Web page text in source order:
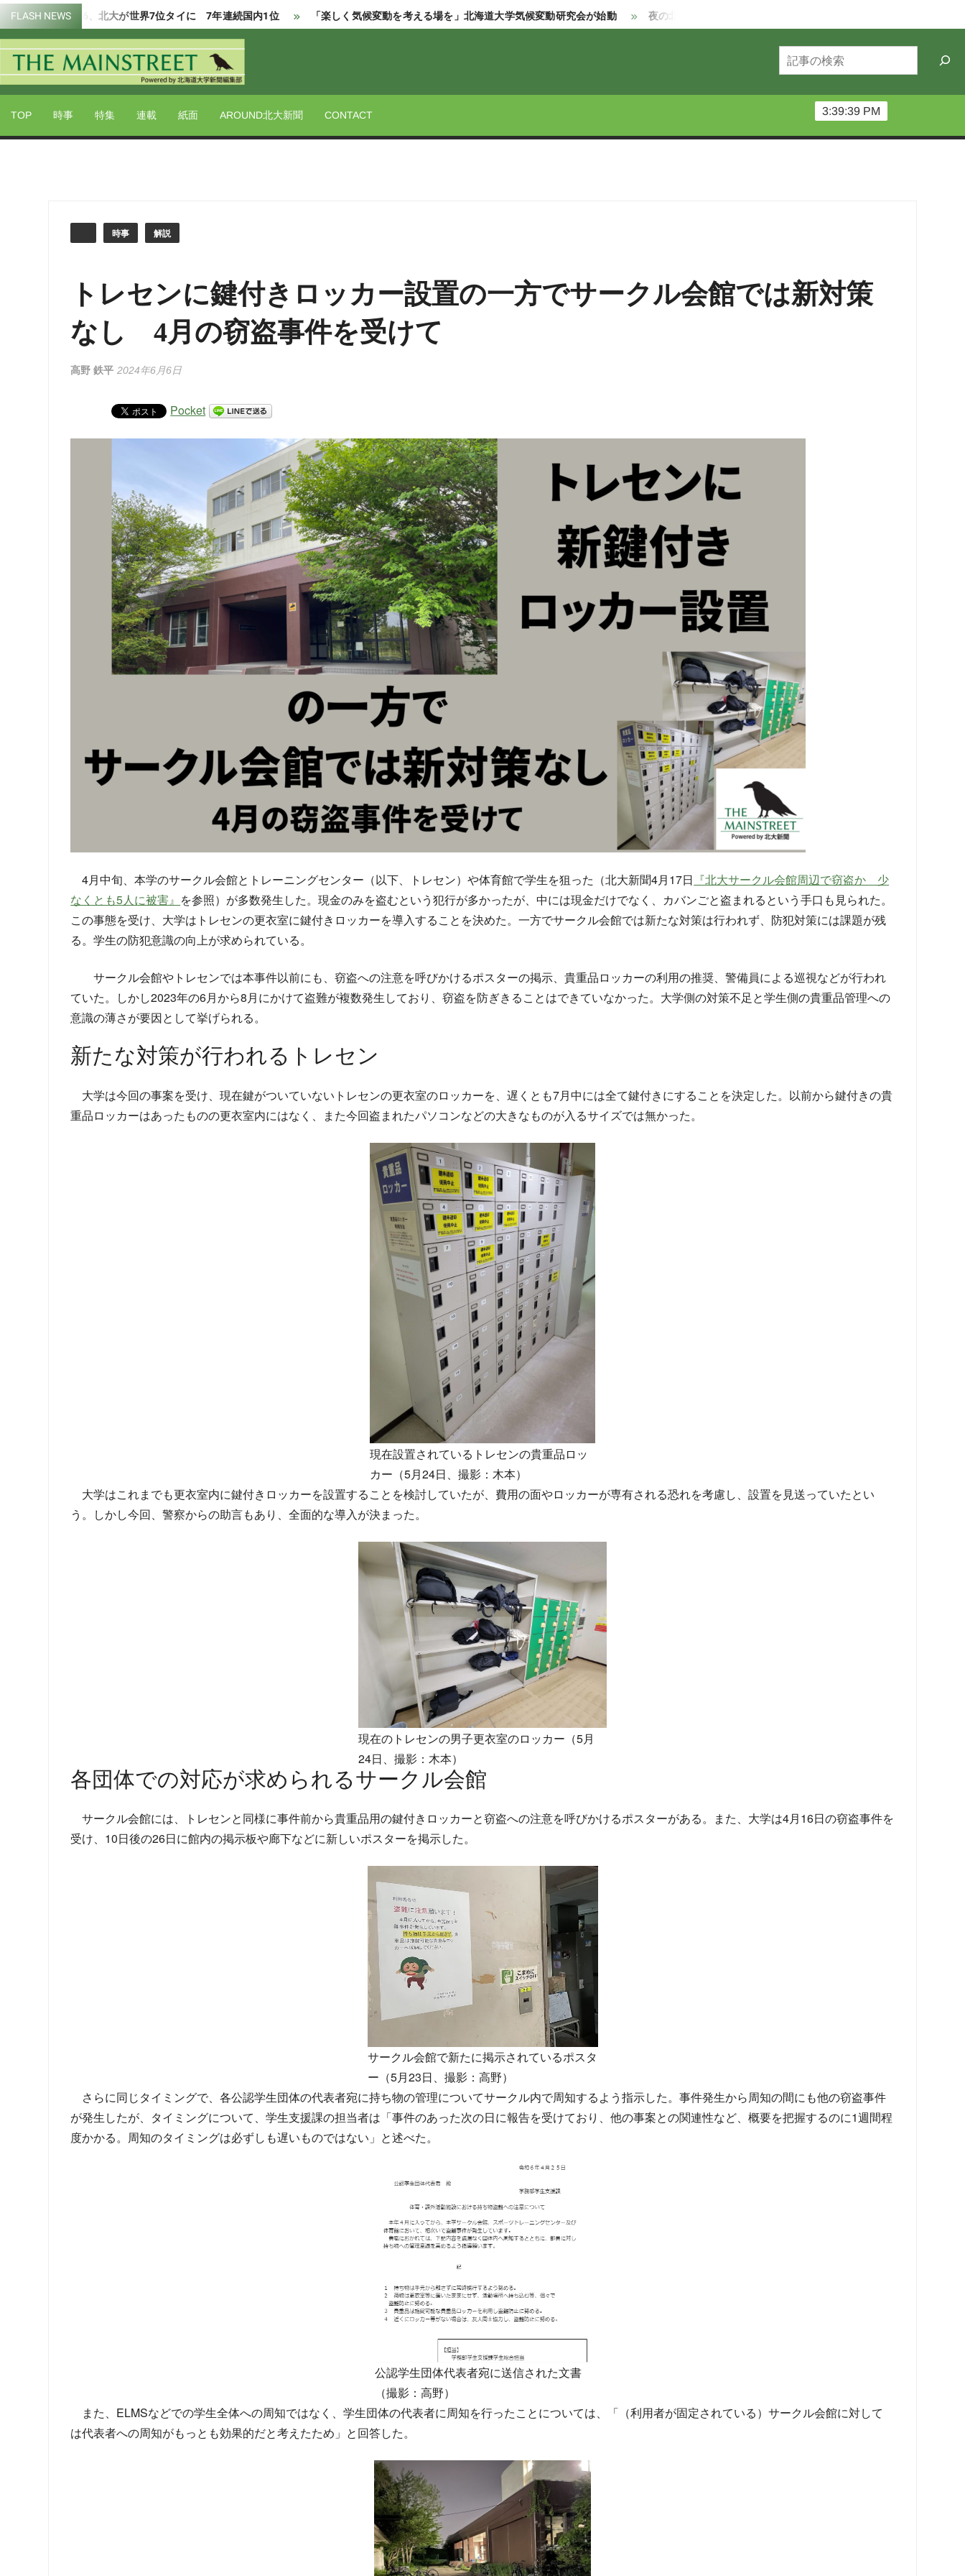
to
content
FLASH NEWS
価2026、北大が世界7位タイに 7年連続国内1位 「楽しく気候変動を考える場を」北海道大学気候変動研究会が始動 夜の北大12カ月ー6月編：北大祭の守り人～深夜機材番～
MAINSTREET
検
索
TOP 時事 特集 連載 紙面 AROUND北大新聞 CONTACT 3:39:41 PM
時事 解説
トレセンに鍵付きロッカー設置の一方でサークル会館では新対策
なし 4月の窃盗事件を受けて
高野 鉄平 2024年6月6日
Pocket
4月中旬、本学のサークル会館とトレーニングセンター（以下、トレセン）や体育館で学生を狙った（北大新聞4月17日 『北大サークル会館周辺で窃盗か 少
なくとも5人に被害』 を参照）が多数発生した。現金のみを盗むという犯行が多かったが、中には現金だけでなく、カバンごと盗まれるという手口も見られた。
この事態を受け、大学はトレセンの更衣室に鍵付きロッカーを導入することを決めた。一方でサークル会館では新たな対策は行われず、防犯対策には課題が残
る。学生の防犯意識の向上が求められている。
サークル会館やトレセンでは本事件以前にも、窃盗への注意を呼びかけるポスターの掲示、貴重品ロッカーの利用の推奨、警備員による巡視などが行われ
ていた。しかし2023年の6月から8月にかけて盗難が複数発生しており、窃盗を防ぎきることはできていなかった。大学側の対策不足と学生側の貴重品管理への
意識の薄さが要因として挙げられる。
新たな対策が行われるトレセン
大学は今回の事案を受け、現在鍵がついていないトレセンの更衣室のロッカーを、遅くとも7月中には全て鍵付きにすることを決定した。以前から鍵付きの貴
重品ロッカーはあったものの更衣室内にはなく、また今回盗まれたパソコンなどの大きなものが入るサイズでは無かった。
現在設置されているトレセンの貴重品ロッ
カー（5月24日、撮影：木本）
大学はこれまでも更衣室内に鍵付きロッカーを設置することを検討していたが、費用の面やロッカーが専有される恐れを考慮し、設置を見送っていたとい
う。しかし今回、警察からの助言もあり、全面的な導入が決まった。
現在のトレセンの男子更衣室のロッカー（5月
24日、撮影：木本）
各団体での対応が求められるサークル会館
サークル会館には、トレセンと同様に事件前から貴重品用の鍵付きロッカーと窃盗への注意を呼びかけるポスターがある。また、大学は4月16日の窃盗事件を
受け、10日後の26日に館内の掲示板や廊下などに新しいポスターを掲示した。
サークル会館で新たに掲示されているポスタ
ー（5月23日、撮影：高野）
さらに同じタイミングで、各公認学生団体の代表者宛に持ち物の管理についてサークル内で周知するよう指示した。事件発生から周知の間にも他の窃盗事件
が発生したが、タイミングについて、学生支援課の担当者は「事件のあった次の日に報告を受けており、他の事案との関連性など、概要を把握するのに1週間程
度かかる。周知のタイミングは必ずしも遅いものではない」と述べた。
公認学生団体代表者宛に送信された文書
（撮影：高野）
また、ELMSなどでの学生全体への周知ではなく、学生団体の代表者に周知を行ったことについては、「（利用者が固定されている）サークル会館に対して
は代表者への周知がもっとも効果的だと考えたため」と回答した。